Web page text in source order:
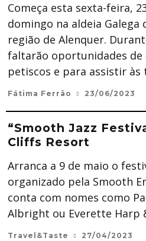
Começa esta sexta-feira,
domingo na aldeia Galega
região de Alenquer.
faltarão oportunidades de
petiscos e para assistir
Fátima Ferrão 23/06/2023
“Smooth Jazz
Cliffs Resort
Arranca a 9 de maio o
organizado pela Smooth
conta com nomes como
Albright ou Everette Harp
Travel&Taste 27/04/2023